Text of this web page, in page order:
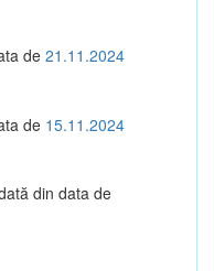
de 21.11.2024
de 15.11.2024
din data de